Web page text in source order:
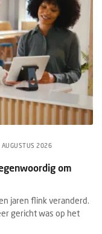
AUGUSTUS 2026
om
jaren flink veranderd.
gericht was op het